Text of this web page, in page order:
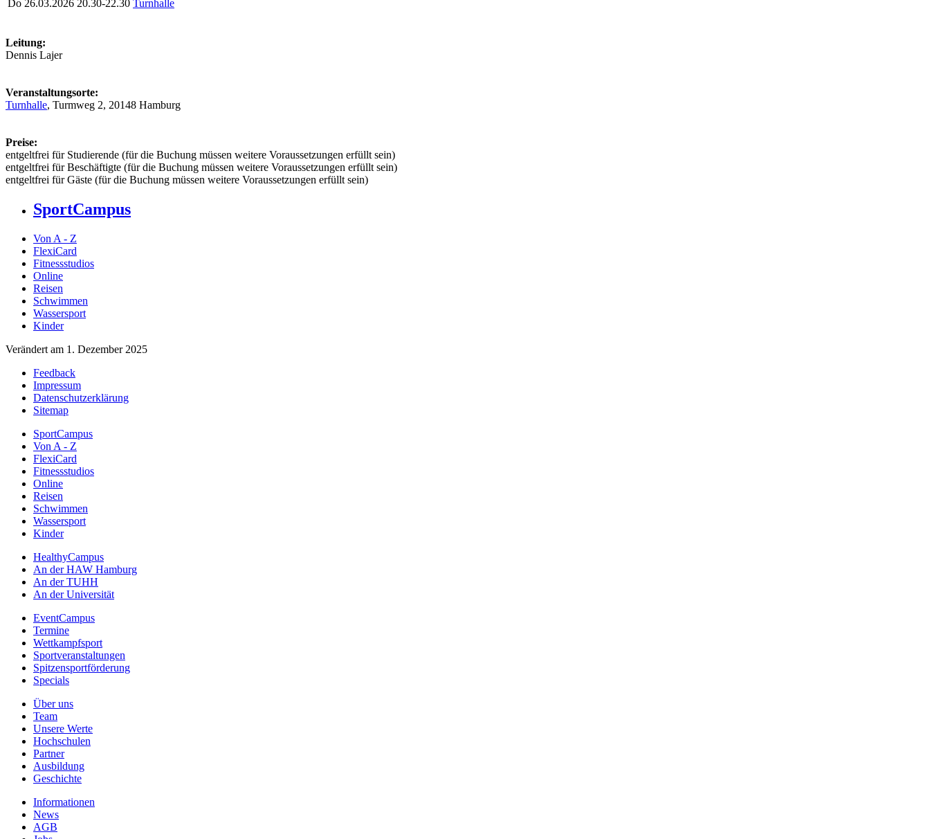
Do 26.03.2026 20.30-22.30 Turnhalle
Leitung:
Dennis Lajer
Veranstaltungsorte:
Turnhalle, Turmweg 2, 20148 Hamburg
Preise:
entgeltfrei für Studierende (für die Buchung müssen weitere Voraussetzungen erfüllt sein)
entgeltfrei für Beschäftigte (für die Buchung müssen weitere Voraussetzungen erfüllt sein)
entgeltfrei für Gäste (für die Buchung müssen weitere Voraussetzungen erfüllt sein)
SportCampus
Von A - Z
FlexiCard
Fitnessstudios
Online
Reisen
Schwimmen
Wassersport
Kinder
Verändert am 1. Dezember 2025
Feedback
Impressum
Datenschutzerklärung
Sitemap
SportCampus
Von A - Z
FlexiCard
Fitnessstudios
Online
Reisen
Schwimmen
Wassersport
Kinder
HealthyCampus
An der HAW Hamburg
An der TUHH
An der Universität
EventCampus
Termine
Wettkampfsport
Sportveranstaltungen
Spitzensportförderung
Specials
Über uns
Team
Unsere Werte
Hochschulen
Partner
Ausbildung
Geschichte
Informationen
News
AGB